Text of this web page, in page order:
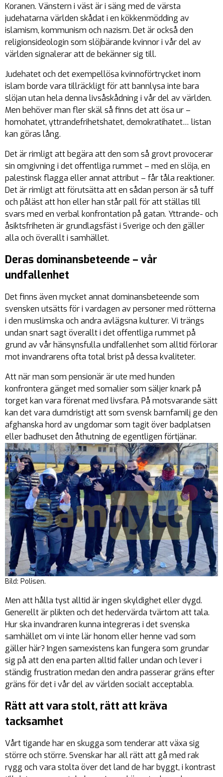
Koranen. Vänstern i väst är i säng med de värsta
judehatarna världen skådat i en kökkenmödding av
islamism, kommunism och nazism. Det är också den
religionsideologin som slöjbärande kvinnor i vår del av
världen signalerar att de bekänner sig till.
Judehatet och det exempellösa kvinnoförtrycket inom
islam borde vara tillräckligt för att bannlysa inte bara
slöjan utan hela denna livsåskådning i vår del av världen.
Men behöver man fler skäl så finns det att ösa ur –
homohatet, yttrandefrihetshatet, demokratihatet… listan
kan göras lång.
Det är rimligt att begära att den som så grovt provocerar
sin omgivning i det offentliga rummet – med en slöja, en
palestinsk flagga eller annat attribut – får tåla reaktioner.
Det är rimligt att förutsätta att en sådan person är så tuff
och påläst att hon eller han står pall för att ställas till
svars med en verbal konfrontation på gatan. Yttrande- och
åsiktsfriheten är grundlagsfäst i Sverige och den gäller
alla och överallt i samhället.
Deras dominansbeteende – vår
undfallenhet
Det finns även mycket annat dominansbeteende som
svensken utsätts för i vardagen av personer med rötterna
i den muslimska och andra avlägsna kulturer. Vi trängs
undan snart sagt överallt i det offentliga rummet på
grund av vår hänsynsfulla undfallenhet som alltid förlorar
mot invandrarens ofta total brist på dessa kvaliteter.
Att när man som pensionär är ute med hunden
konfrontera gänget med somalier som säljer knark på
torget kan vara förenat med livsfara. På motsvarande sätt
kan det vara dumdristigt att som svensk barnfamilj ge den
afghanska hord av ungdomar som tagit över badplatsen
eller badhuset den åthutning de egentligen förtjänar.
Bild: Polisen.
Men att hålla tyst alltid är ingen skyldighet eller dygd.
Generellt är plikten och det hedervärda tvärtom att tala.
Hur ska invandraren kunna integreras i det svenska
samhället om vi inte lär honom eller henne vad som
gäller här? Ingen samexistens kan fungera som grundar
sig på att den ena parten alltid faller undan och lever i
ständig frustration medan den andra passerar gräns efter
gräns för det i vår del av världen socialt acceptabla.
Rätt att vara stolt, rätt att kräva
tacksamhet
Vårt tigande har en skugga som tenderar att växa sig
större och större. Svenskar har all rätt att gå med rak
rygg och vara stolta över det land de har byggt, i kontrast